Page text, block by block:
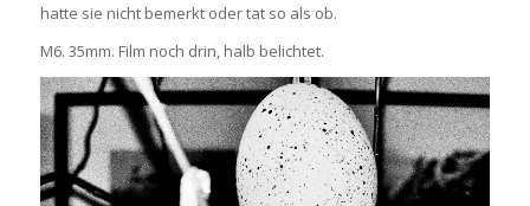
hatte sie nicht bemerkt oder tat so als ob.
M6. 35mm. Film noch drin, halb belichtet.